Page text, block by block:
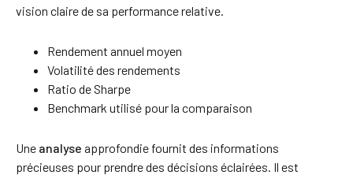
vision claire de sa performance relative.
Rendement annuel moyen
Volatilité des rendements
Ratio de Sharpe
Benchmark utilisé pour la comparaison
Une analyse approfondie fournit des informations
précieuses pour prendre des décisions éclairées. Il est